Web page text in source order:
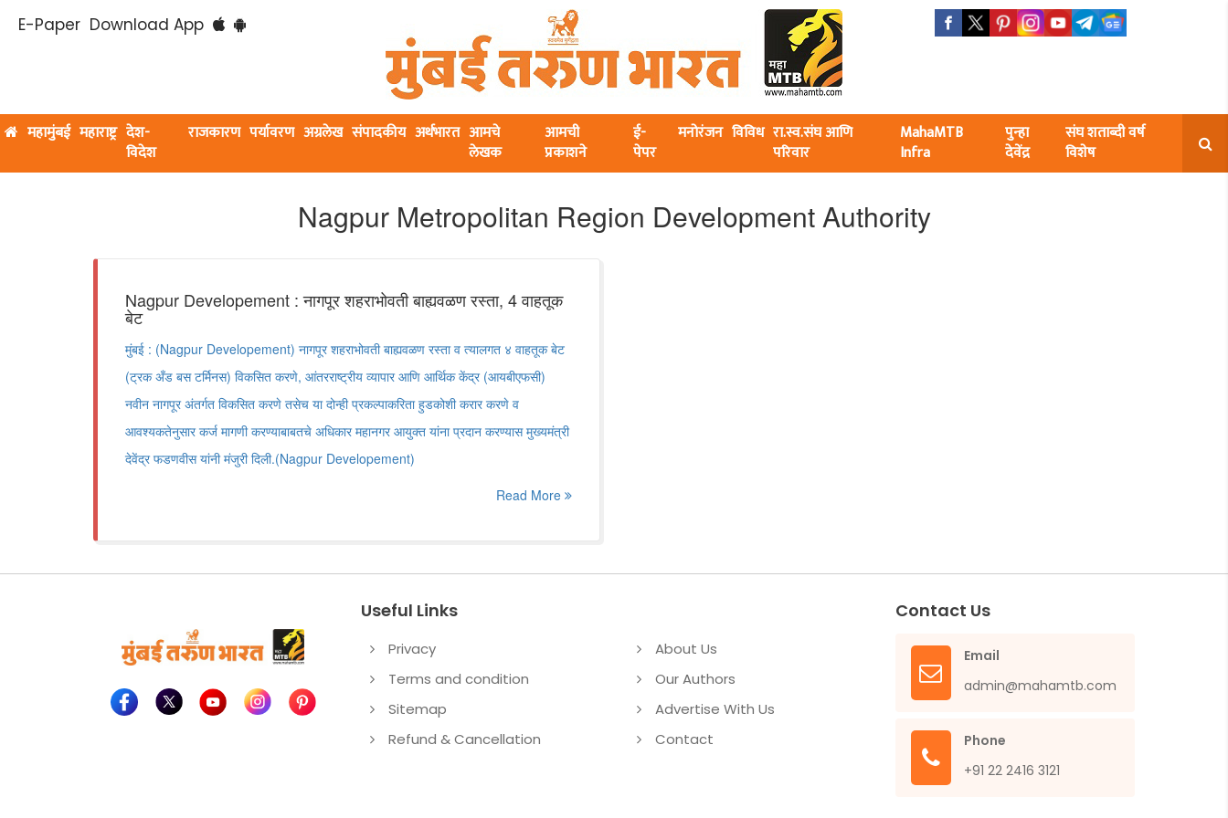
E-Paper Download App
महामुंबई महाराष्ट्र देश-
विदेश
राजकारण पर्यावरण अग्रलेख संपादकीय अर्थभारत आमचे
लेखक
आमची
प्रकाशने
ई-
पेपर
मनोरंजन विविध रा.स्व.संघ आणि
परिवार
MahaMTB
Infra
पुन्हा
देवेंद्र
संघ शताब्दी वर्ष
विशेष
Nagpur Metropolitan Region Development Authority
Nagpur Developement : नागपूर शहराभोवती बाह्यवळण रस्ता, 4 वाहतूक
बेट
मुंबई : (Nagpur Developement) नागपूर शहराभोवती बाह्यवळण रस्ता व त्यालगत ४ वाहतूक बेट
(ट्रक अँड बस टर्मिनस) विकसित करणे, आंतरराष्ट्रीय व्यापार आणि आर्थिक केंद्र (आयबीएफसी)
नवीन नागपूर अंतर्गत विकसित करणे तसेच या दोन्ही प्रकल्पाकरिता हुडकोशी करार करणे व
आवश्यकतेनुसार कर्ज मागणी करण्याबाबतचे अधिकार महानगर आयुक्त यांना प्रदान करण्यास मुख्यमंत्री
देवेंद्र फडणवीस यांनी मंजुरी दिली.(Nagpur Developement)
Read More
Useful Links
Privacy
Terms and condition
Sitemap
Refund & Cancellation
About Us
Our Authors
Advertise With Us
Contact
Contact Us
Email
admin@mahamtb.com
Phone
+91 22 2416 3121